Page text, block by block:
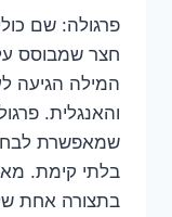
פרגולה: שם
חצר שמבוסס
המילה הגיעה
והאנגלית.
שמאפשרת
בלתי קימת.
בתצורה אחת